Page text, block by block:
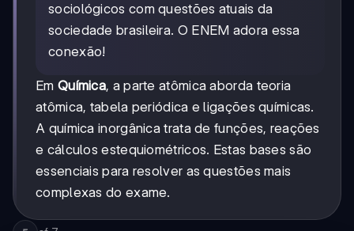
sociológicos com questões atuais da
sociedade brasileira. O ENEM adora essa
conexão!
Em Química, a parte atômica aborda teoria
atômica, tabela periódica e ligações químicas.
A química inorgânica trata de funções, reações
e cálculos estequiométricos. Estas bases são
essenciais para resolver as questões mais
complexas do exame.